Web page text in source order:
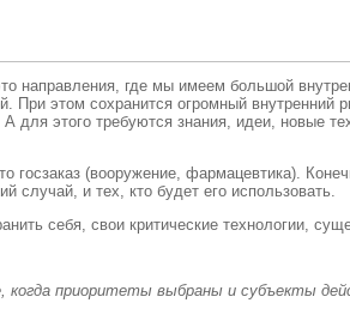
направления, где мы имеем большой
При этом сохранится огромный внутренний
А для этого требуются знания, идеи,
госзаказ (вооружение, фармацевтика).
случай, и тех, кто будет его использовать.
себя, свои критические технологии,
когда приоритеты выбраны и субъекты